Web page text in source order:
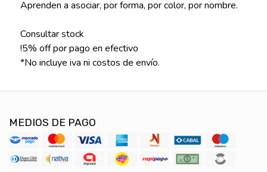
Aprenden a asociar, por forma, por color, por nombre.
Consultar stock
!5% off por pago en efectivo
*No incluye iva ni costos de envío.
MEDIOS DE PAGO